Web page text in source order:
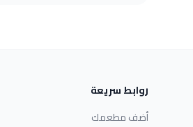
روابط سريعة
أضف مطعمك